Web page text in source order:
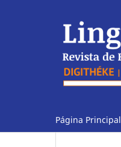
Página Principal